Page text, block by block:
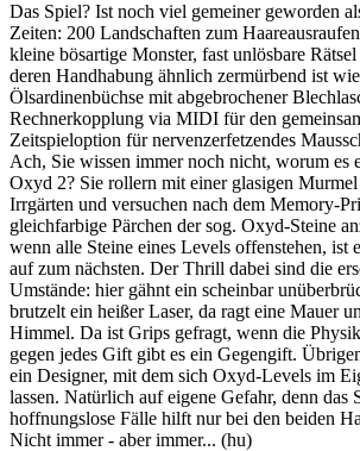
Das Spiel? Ist noch viel gemeiner geworden
Zeiten: 200 Landschaften zum
kleine bösartige Monster, fast unlösbare
deren Handhabung ähnlich zermürbend ist
Ölsardinenbüchse mit abgebrochener
Rechnerkopplung via MIDI für den
Zeitspieloption für nervenzerfetzendes
Ach, Sie wissen immer noch nicht, worum es
Oxyd 2? Sie rollern mit einer glasigen
Irrgärten und versuchen nach dem Memory-
gleichfarbige Pärchen der sog. Oxyd-Steine
wenn alle Steine eines Levels offenstehen, ist
auf zum nächsten. Der Thrill dabei sind die
Umstände: hier gähnt ein scheinbar
brutzelt ein heißer Laser, da ragt eine Mauer
Himmel. Da ist Grips gefragt, wenn die
gegen jedes Gift gibt es ein Gegengift.
ein Designer, mit dem sich Oxyd-Levels im
lassen. Natürlich auf eigene Gefahr, denn das
hoffnungslose Fälle hilft nur bei den beiden
Nicht immer - aber immer... (hu)